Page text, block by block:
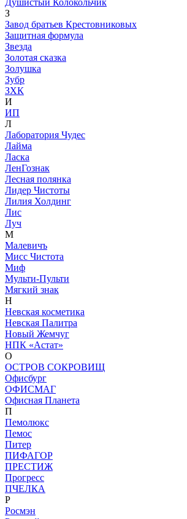
Душистый Колокольчик
З
Завод братьев Крестовниковых
Защитная формула
Звезда
Золотая сказка
Золушка
Зубр
ЗХК
И
ИП
Л
Лаборатория Чудес
Лайма
Ласка
ЛенГознак
Лесная полянка
Лидер Чистоты
Лилия Холдинг
Лис
Луч
М
Малевичъ
Мисс Чистота
Миф
Мульти-Пульти
Мягкий знак
Н
Невская косметика
Невская Палитра
Новый Жемчуг
НПК «Астат»
О
ОСТРОВ СОКРОВИЩ
Офисбург
ОФИСМАГ
Офисная Планета
П
Пемолюкс
Пемос
Питер
ПИФАГОР
ПРЕСТИЖ
Прогресс
ПЧЕЛКА
Р
Росмэн